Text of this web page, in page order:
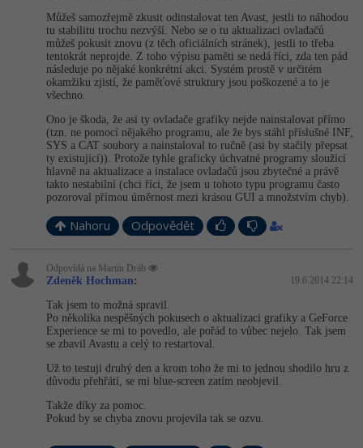
Můžeš samozřejmě zkusit odinstalovat ten Avast, jestli to náhodou
tu stabilitu trochu nezvýší. Nebo se o tu aktualizaci ovladačů
můžeš pokusit znovu (z těch oficiálních stránek), jestli to třeba
tentokrát neprojde. Z toho výpisu paměti se nedá říci, zda ten pád
následuje po nějaké konkrétní akci. Systém prostě v určitém
okamžiku zjistí, že paměťové struktury jsou poškozené a to je
všechno.
Ono je škoda, že asi ty ovladače grafiky nejde nainstalovat přímo
(tzn. ne pomocí nějakého programu, ale že bys stáhl příslušné INF,
SYS a CAT soubory a nainstaloval to ručně (asi by stačily přepsat
ty existující)). Protože tyhle graficky úchvatné programy sloužící
hlavně na aktualizace a instalace ovladačů jsou zbytečné a právě
takto nestabilní (chci říci, že jsem u tohoto typu programu často
pozoroval přímou úměrnost mezi krásou GUI a množstvím chyb).
Nahoru Odpovědět
Odpovídá na Martin Dráb
Zdeněk Hochman: 19.6.2014 22:14
Tak jsem to možná spravil.
Po několika nespěšných pokusech o aktualizaci grafiky a GeForce
Experience se mi to povedlo, ale pořád to vůbec nejelo. Tak jsem
se zbavil Avastu a celý to restartoval.
Už to testuji druhý den a krom toho že mi to jednou shodilo hru z
důvodu přehřátí, se mi blue-screen zatím neobjevil.
Takže díky za pomoc.
Pokud by se chyba znovu projevila tak se ozvu.